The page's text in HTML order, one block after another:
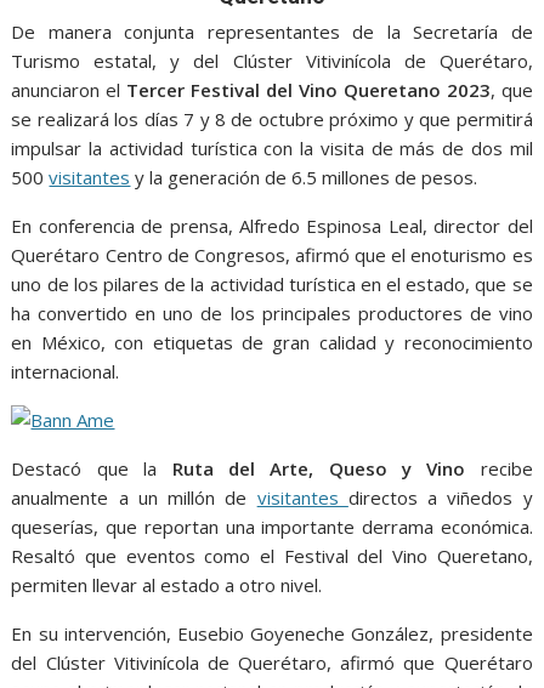
b
o
o
k
t
e
r
l s
A
p
p
e
n
g
e
r
e g
r
a
m
e
De manera conjunta representantes de la Secretaría de
Turismo estatal, y del Clúster Vitivinícola de Querétaro,
anunciaron el Tercer Festival del Vino Queretano 2023, que
se realizará los días 7 y 8 de octubre próximo y que permitirá
impulsar la actividad turística con la visita de más de dos mil
500visitantes y la generación de 6.5 millones de pesos.
En conferencia de prensa, Alfredo Espinosa Leal, director del
Querétaro Centro de Congresos, afirmó que el enoturismo es
uno de los pilares de la actividad turística en el estado, que se
ha convertido en uno de los principales productores de vino
en México, con etiquetas de gran calidad y reconocimiento
internacional.
Destacó que la Ruta del Arte, Queso y Vino recibe
anualmente a un millón de visitantes directos a viñedos y
queserías, que reportan una importante derrama económica.
Resaltó que eventos como el Festival del Vino Queretano,
permiten llevar al estado a otro nivel.
En su intervención, Eusebio Goyeneche González, presidente
del Clúster Vitivinícola de Querétaro, afirmó que Querétaro